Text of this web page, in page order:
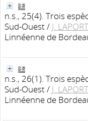
n.s., 25(4). Trois
Sud-Ouest/ J.
Linnéenne de
n.s., 26(1). Trois
Sud-Ouest/ J.
Linnéenne de